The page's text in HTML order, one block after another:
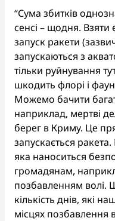
“Сума збитків
сенсі – щодня. Взяти
запуск ракети
запускаються з
тільки руйнування
шкодить флорі і
Можемо бачити
наприклад, мертві
берег в Криму. Це
запускається
яка наноситься
громадянам,
позбавленням волі.
кількість днів, які
місцях позбавлення